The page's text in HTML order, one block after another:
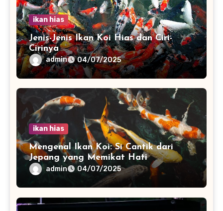
ikan hias
Jenis-Jenis Ikan Koi Hias dan Ciri-
Cirinya
admin 04/07/2025
ikan hias
Mengenal Ikan Koi: Si Cantik dari
Jepang yang Memikat Hati
admin 04/07/2025